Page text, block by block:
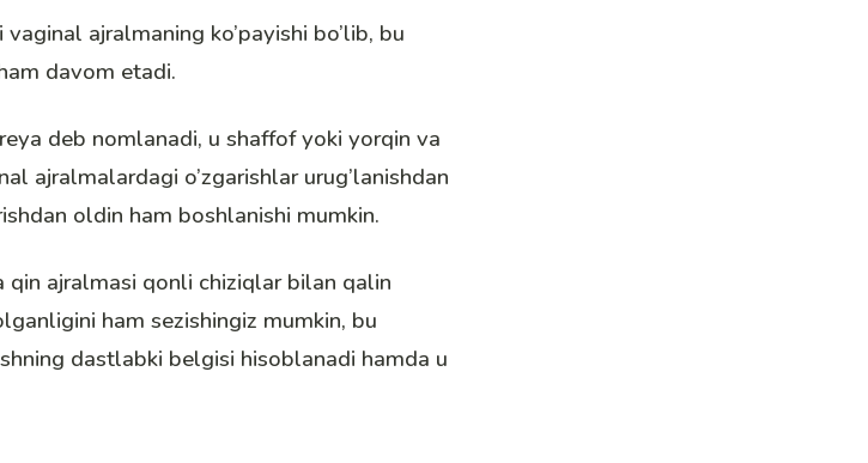
vaginal ajralmaning ko’payishi bo’lib, bu
davom etadi.
deb nomlanadi, u shaffof yoki yorqin va
ajralmalardagi o’zgarishlar urug’lanishdan
oldin ham boshlanishi mumkin.
ajralmasi qonli chiziqlar bilan qalin
ham sezishingiz mumkin, bu
dastlabki belgisi hisoblanadi hamda u